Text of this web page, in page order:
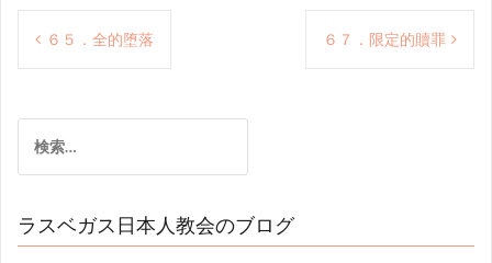
投
ビ
ゲ
ー
シ
６５．全的堕落 ６７．限定的贖罪
索:
ラスベガス日本人教会のブログ